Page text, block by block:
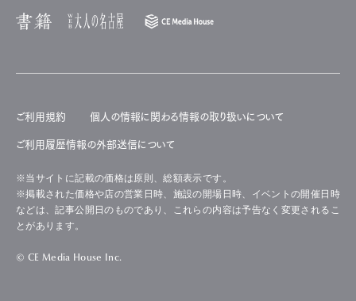
ご利用規約 個人の情報に関わる情報の取り扱いについて
ご利用履歴情報の外部送信について
※当サイトに記載の価格は原則、総額表示です。
※掲載された価格や店の営業日時、施設の開場日時、イベントの開催日時
などは、記事公開日のものであり、これらの内容は予告なく変更されるこ
とがあります。
© CE Media House Inc.